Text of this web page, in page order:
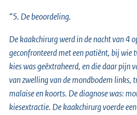
“5. De beoordeling.
De kaakchirurg werd in de nacht van 4
geconfronteerd met een patiënt, bij wie
kies was geëxtraheerd, en die daar pijn
van zwelling van de mondbodem links,
malaise en koorts. De diagnose was:
kiesextractie. De kaakchirurg voerde